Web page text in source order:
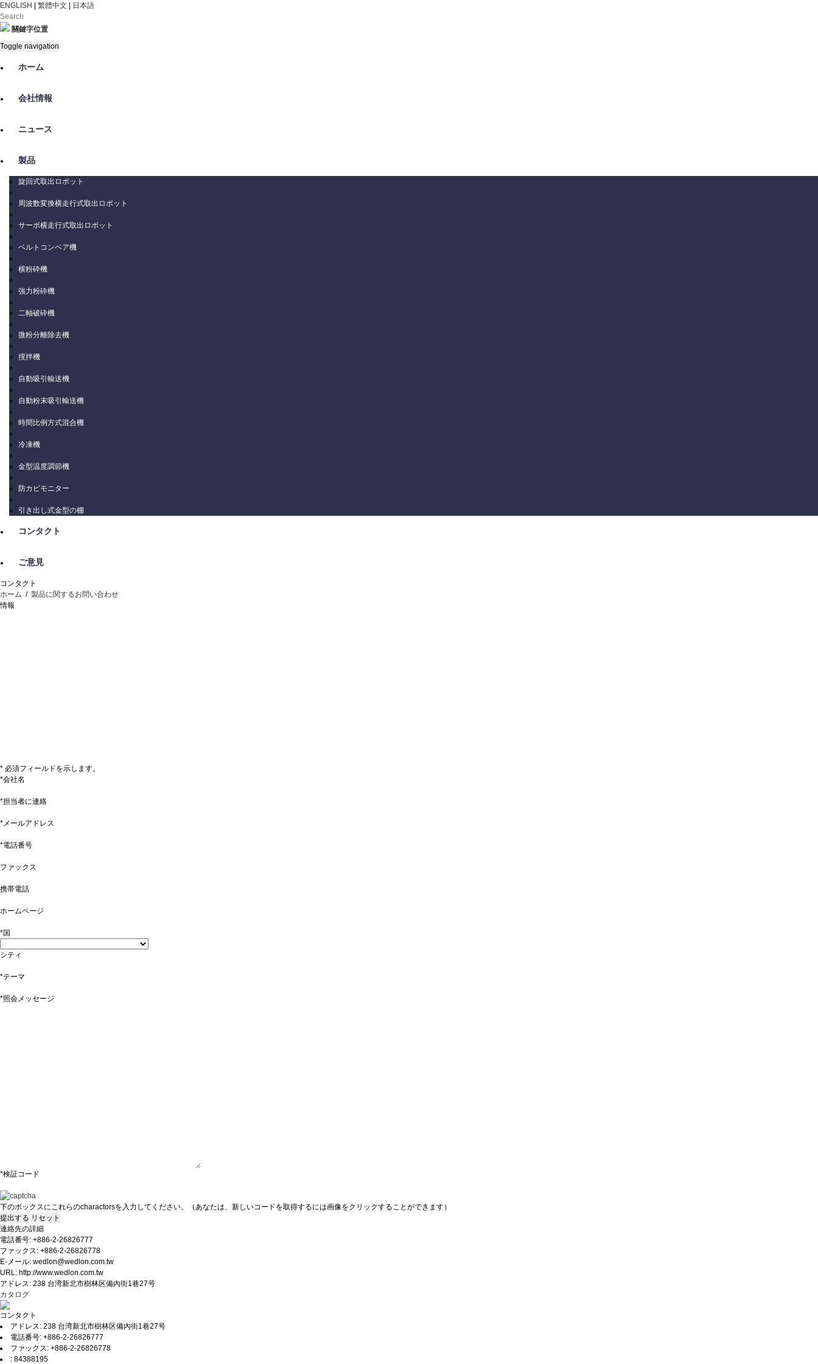
ENGLISH 繁體中文 日本語
關鍵字位置
Toggle navigation
ホーム
会社情報
ニュース
製品
旋回式取出ロボット
周波数変換横走行式取出ロボット
サーボ横走行式取出ロボット
ベルトコンベア機
横粉砕機
強力粉砕機
二軸破砕機
微粉分離除去機
撹拌機
自動吸引輸送機
自動粉末吸引輸送機
時間比例方式混合機
冷凍機
金型温度調節機
防カビモニター
引き出し式金型の棚
コンタクト
ご意見
コンタクト
ホーム / 製品に関するお問い合わせ
情報
* 必須フィールドを示します。
*会社名
*担当者に連絡
*メールアドレス
*電話番号
ファックス
携帯電話
ホームページ
*国
シティ
*テーマ
*照会メッセージ
*検証コード
下のボックスにこれらのcharactorsを入力してください。 （あなたは、新しいコードを取得するには画像をクリックすることができます）
連絡先の詳細
電話番号: +886-2-26826777
ファックス: +886-2-26826778
E-メール: wedlon@wedlon.com.tw
URL: http://www.wedlon.com.tw
アドレス: 238 台湾新北市樹林区備內街1巷27号
カタログ
コンタクト
アドレス: 238 台湾新北市樹林区備內街1巷27号
電話番号: +886-2-26826777
ファックス: +886-2-26826778
: 84388195